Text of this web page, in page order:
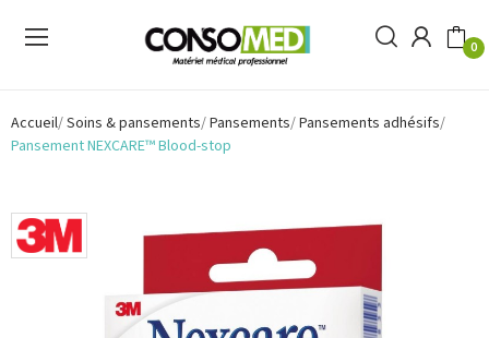
0
Accueil Soins & pansements Pansements Pansements adhésifs
Pansement NEXCARE™ Blood-stop